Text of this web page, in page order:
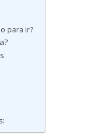
para ir?